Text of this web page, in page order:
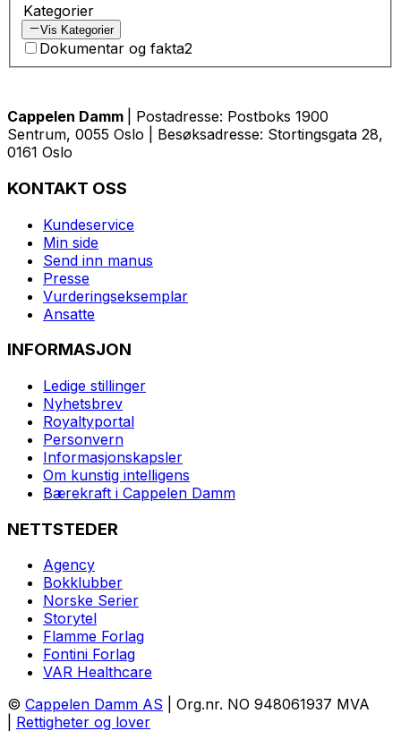
Kategorier
Vis Kategorier
Dokumentar og fakta2
Cappelen Damm
| Postadresse: Postboks 1900
Sentrum, 0055 Oslo | Besøksadresse: Stortingsgata 28,
0161 Oslo
KONTAKT OSS
Kundeservice
Min side
Send inn manus
Presse
Vurderingseksemplar
Ansatte
INFORMASJON
Ledige stillinger
Nyhetsbrev
Royaltyportal
Personvern
Informasjonskapsler
Om kunstig intelligens
Bærekraft i Cappelen Damm
NETTSTEDER
Agency
Bokklubber
Norske Serier
Storytel
Flamme Forlag
Fontini Forlag
VAR Healthcare
© Cappelen Damm AS | Org.nr. NO 948061937 MVA
Rettigheter og lover